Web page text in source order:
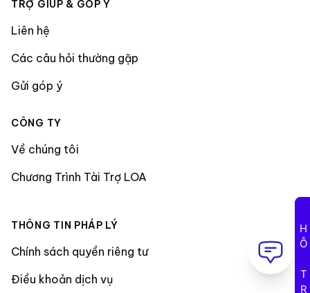
TRỢ GIÚP & GÓP Ý
Liên hệ
Các câu hỏi thường gặp
Gửi góp ý
CÔNG TY
Về chúng tôi
Chương Trình Tài Trợ LOA
THÔNG TIN PHÁP LÝ
Chính sách quyền riêng tư
Điều khoản dịch vụ
HỖ TRỢ